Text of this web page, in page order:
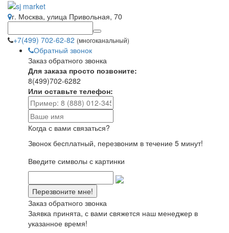
г. Москва, улица Привольная, 70
+7(499) 702-62-82 (многоканальный)
Обратный звонок
Заказ обратного звонка
Для заказа просто позвоните:
8(499)702-6282
Или оставьте телефон:
Когда с вами связаться?
Звонок бесплатный, перезвоним в течение 5 минут!
Введите символы с картинки
Заказ обратного звонка
Заявка принята, с вами свяжется наш менеджер в
указанное время!